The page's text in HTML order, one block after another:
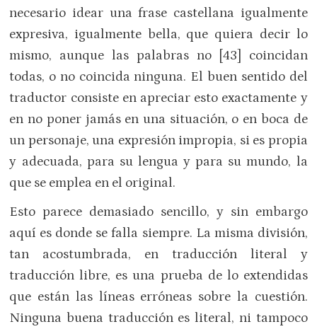
necesario idear una frase castellana igualmente
expresiva, igualmente bella, que quiera decir lo
mismo, aunque las palabras no [43] coincidan
todas, o no coincida ninguna. El buen sentido del
traductor consiste en apreciar esto exactamente y
en no poner jamás en una situación, o en boca de
un personaje, una expresión impropia, si es propia
y adecuada, para su lengua y para su mundo, la
que se emplea en el original.
Esto parece demasiado sencillo, y sin embargo
aquí es donde se falla siempre. La misma división,
tan acostumbrada, en traducción literal y
traducción libre, es una prueba de lo extendidas
que están las líneas erróneas sobre la cuestión.
Ninguna buena traducción es literal, ni tampoco